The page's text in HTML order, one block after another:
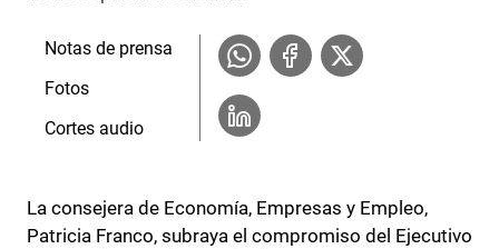
La consejera de Economía, Empresas y Empleo,
Patricia Franco, subraya el compromiso del Ejecutivo
Notas de prensa
Fotos
Cortes audio